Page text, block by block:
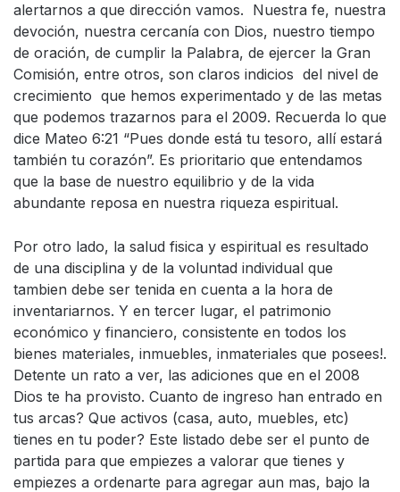
alertarnos a que dirección vamos. Nuestra fe, nuestra
devoción, nuestra cercanía con Dios, nuestro tiempo
de oración, de cumplir la Palabra, de ejercer la Gran
Comisión, entre otros, son claros indicios del nivel de
crecimiento que hemos experimentado y de las metas
que podemos trazarnos para el 2009. Recuerda lo que
dice Mateo 6:21 “Pues donde está tu tesoro, allí estará
también tu corazón”. Es prioritario que entendamos
que la base de nuestro equilibrio y de la vida
abundante reposa en nuestra riqueza espiritual.
Por otro lado, la salud fisica y espiritual es resultado
de una disciplina y de la voluntad individual que
tambien debe ser tenida en cuenta a la hora de
inventariarnos. Y en tercer lugar, el patrimonio
económico y financiero, consistente en todos los
bienes materiales, inmuebles, inmateriales que posees!.
Detente un rato a ver, las adiciones que en el 2008
Dios te ha provisto. Cuanto de ingreso han entrado en
tus arcas? Que activos (casa, auto, muebles, etc)
tienes en tu poder? Este listado debe ser el punto de
partida para que empiezes a valorar que tienes y
empiezes a ordenarte para agregar aun mas, bajo la